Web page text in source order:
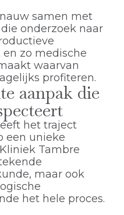
samen met
die onderzoek naar
zo medische
waarvan
profiteren.
aanpak die
het traject
een unieke
Tambre
maar ook
het hele proces.